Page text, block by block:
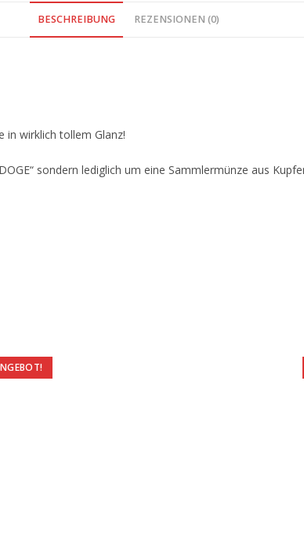
BESCHREIBUNG REZENSIONEN (0)
in wirklich tollem Glanz!
sondern lediglich um eine Sammlermünze aus